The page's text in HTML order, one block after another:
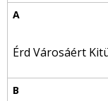
Érd Városáért